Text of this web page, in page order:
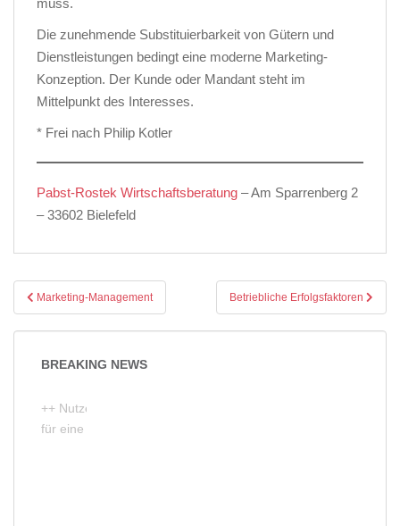
muss.
Die zunehmende Substituierbarkeit von Gütern und
Dienstleistungen bedingt eine moderne Marketing-
Konzeption. Der Kunde oder Mandant steht im
Mittelpunkt des Interesses.
* Frei nach Philip Kotler
Pabst-Rostek Wirtschaftsberatung – Am Sparrenberg 2
– 33602 Bielefeld
Beitragsnavigation
Marketing-Management Betriebliche Erfolgsfaktoren
BREAKING NEWS
++ Nutzen Sie unser Kontaktformular
für eine unverbindliche Erstberatung ++